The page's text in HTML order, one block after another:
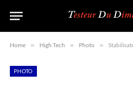
Home » High Tech » Photo » Stabilisateur
PHOTO